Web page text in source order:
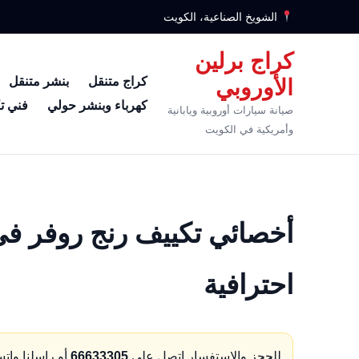
الشويخ الصناعية، الكويت
كراج برلين
الأوروبي
صيانة سيارات أوروبية ويابانية
وأمريكية في الكويت
كراج متنقل
بنشر متنقل
كهرباء وبنشر حولي
فني
احترافية